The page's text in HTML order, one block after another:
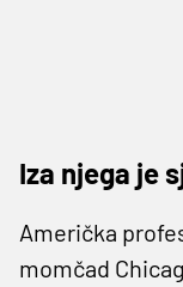
Iza njega je
Američka
momčad